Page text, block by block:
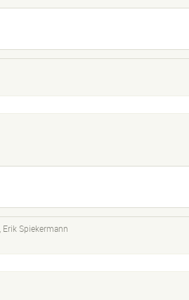
Erik Spiekermann